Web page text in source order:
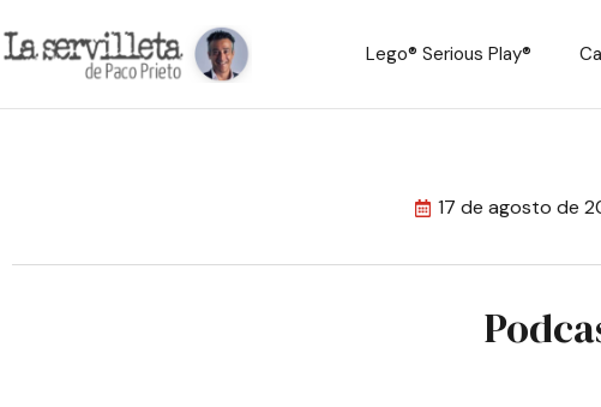
Lego® Serious Play®
17 de agosto de